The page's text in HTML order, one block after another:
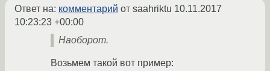
Ответ на: комментарий от saahriktu 10.11.2017
10:23:23 +00:00
Наоборот.
Возьмем такой вот пример: